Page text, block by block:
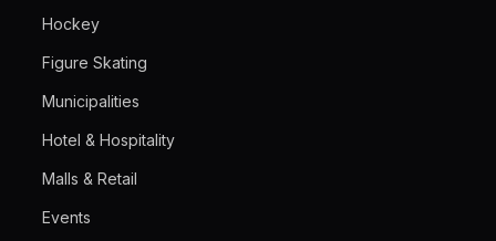
Hockey
Figure Skating
Municipalities
Hotel & Hospitality
Malls & Retail
Events